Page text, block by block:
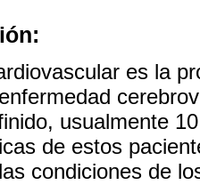
es la
usualmente
de estos
condiciones de